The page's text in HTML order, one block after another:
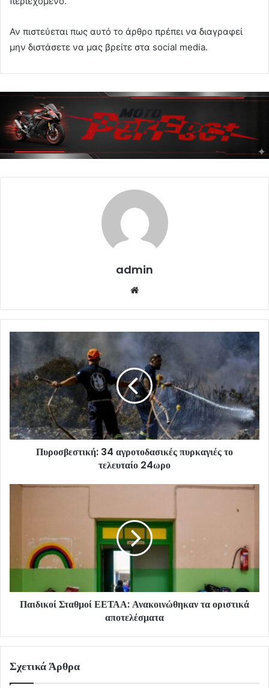
Αν πιστεύεται πως αυτό το άρθρο πρέπει να διαγραφεί
μην διστάσετε να μας βρείτε στα social media.
admin
Πυροσβεστική: 34 αγροτοδασικές πυρκαγιές το
τελευταίο 24ωρο
Παιδικοί Σταθμοί ΕΕΤΑΑ: Ανακοινώθηκαν τα οριστικά
αποτελέσματα
Σχετικά Άρθρα